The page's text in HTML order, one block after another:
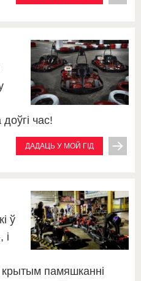
час!
ДАДАЦЬ У МОЙ ГІД
ў
і
памяшканні